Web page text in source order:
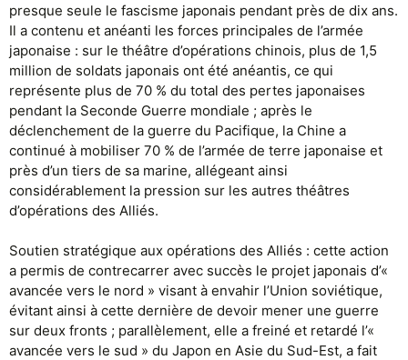
presque seule le fascisme japonais pendant près de dix ans.
‌Il a contenu et anéanti les forces principales de l’armée
japonaise : sur le théâtre d’opérations chinois, plus de 1,5
million de soldats japonais ont été anéantis, ce qui
représente plus de 70 % du total des pertes japonaises
pendant la Seconde Guerre mondiale ; après le
déclenchement de la guerre du Pacifique, la Chine a
continué à mobiliser 70 % de l’armée de terre japonaise et
près d’un tiers de sa marine, allégeant ainsi
considérablement la pression sur les autres théâtres
d’opérations des Alliés.
Soutien stratégique aux opérations des Alliés : cette action
a permis de contrecarrer avec succès le projet japonais d’«
avancée vers le nord » visant à envahir l’Union soviétique,
évitant ainsi à cette dernière de devoir mener une guerre
sur deux fronts ; parallèlement, elle a freiné et retardé l’«
avancée vers le sud » du Japon en Asie du Sud-Est, a fait